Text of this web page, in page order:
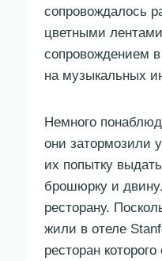
сопровождалось
цветными
сопровождением
на музыкальных
Немного
они затормозили
их попытку
брошюрку и
ресторану.
жили в отеле
ресторан